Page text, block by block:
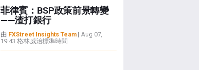
菲律賓：BSP政策前景轉變
——渣打銀行
由 FXStreet Insights Team| Aug 07,
19:43 格林威治標準時間